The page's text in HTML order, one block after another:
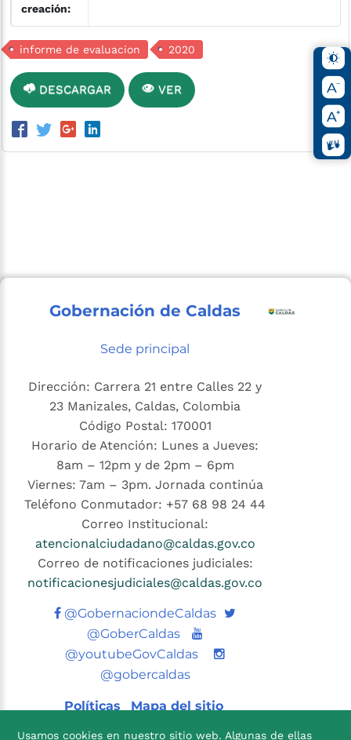
creación:
informe de evaluacion 2020
DESCARGAR VER
Gobernación de Caldas
Sede principal
Dirección: Carrera 21 entre Calles 22 y
23 Manizales, Caldas, Colombia
Código Postal: 170001
Horario de Atención: Lunes a Jueves:
8am – 12pm y de 2pm – 6pm
Viernes: 7am – 3pm. Jornada continúa
Teléfono Conmutador: +57 68 98 24 44
Correo Institucional:
atencionalciudadano@caldas.gov.co
Correo de notificaciones judiciales:
notificacionesjudiciales@caldas.gov.co
@GobernaciondeCaldas Twitter
@GoberCaldas
Youtube
@youtubeGovCaldas
@gobercaldas
Políticas Mapa del sitio
Usamos cookies en nuestro sitio web. Algunas de ellas